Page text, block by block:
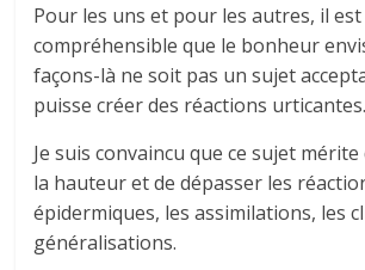
Pour les uns et pour les autres, il
compréhensible que le bonheur
façons-là ne soit pas un sujet
puisse créer des réactions urticantes.
Je suis convaincu que ce sujet
la hauteur et de dépasser les
épidermiques, les assimilations, les
généralisations.